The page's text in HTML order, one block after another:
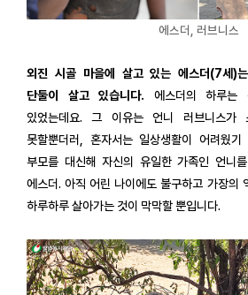
에스더, 러브니스
외진 시골 마을에 살고 있는 에스더(7세)
단둘이 살고 있습니다. 에스더의 하루는
있었는데요. 그 이유는 언니 러브니스가
못할뿐더러, 혼자서는 일상생활이 어려웠
부모를 대신해 자신의 유일한 가족인 언니
에스더. 아직 어린 나이에도 불구하고 가장의
하루하루 살아가는 것이 막막할 뿐입니다.